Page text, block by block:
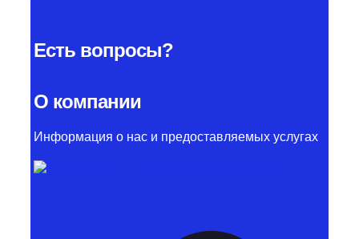
Есть вопросы?
О компании
Информация о нас и предоставляемых услугах